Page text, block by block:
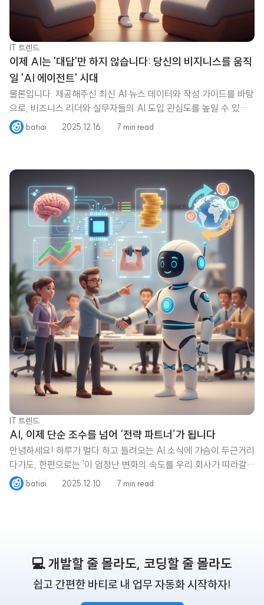
IT 트렌드
이제 AI는 '대답'만 하지 않습니다: 당신의 비지니스를 움직
일 'AI 에이전트' 시대
물론입니다. 제공해주신 최신 AI 뉴스 데이터와 작성 가이드를 바탕
으로, 비즈니스 리더와 실무자들의 AI 도입 관심도를 높일 수 있는
인사이트 중심의
batiai 2025.12.16 7 min read
IT 트렌드
AI, 이제 단순 조수를 넘어 ‘전략 파트너’가 됩니다
안녕하세요! 하루가 멀다 하고 들려오는 AI 소식에 가슴이 두근거리
다가도, 한편으로는 '이 엄청난 변화의 속도를 우리 회사가 따라갈
수 있을까?
batiai 2025.12.10 7 min read
💻 개발할 줄 몰라도, 코딩할 줄 몰라도
쉽고 간편한 바티로 내 업무 자동화 시작하자!